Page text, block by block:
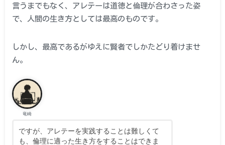
言うまでもなく、アレテーは道徳と倫理が合わさった姿
で、人間の生き方としては最高のものです。
しかし、最高であるがゆえに賢者でしかたどり着けませ
ん。
竜崎
ですが、アレテーを実践することは難しくて
も、倫理に適った生き方をすることはできま